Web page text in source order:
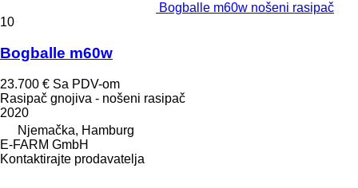
Bogballe m60w nošeni rasipač
10
Bogballe m60w
23.700 € Sa PDV-om
Rasipač gnojiva - nošeni rasipač
2020
Njemačka, Hamburg
E-FARM GmbH
Kontaktirajte prodavatelja